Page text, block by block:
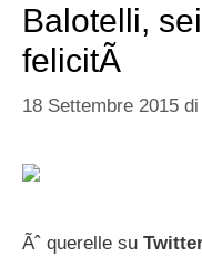
Balotelli,
felicitÃ
18 Settembre 2015 di
Ãˆ querelle su